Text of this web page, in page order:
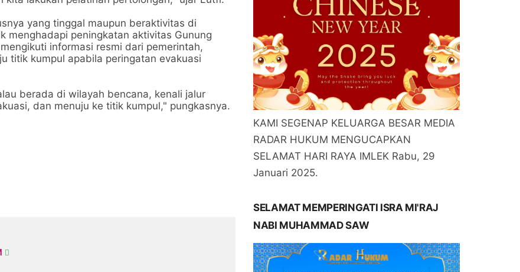
yang tinggal maupun beraktivitas di
menghadapi peningkatan aktivitas Gunung
informasi resmi dari pemerintah,
titik kumpul apabila peringatan evakuasi
berada di wilayah bencana, kenali jalur
dan menuju ke titik kumpul," pungkasnya.
KAMI SEGENAP KELUARGA BESAR MEDIA
RADAR HUKUM MENGUCAPKAN
SELAMAT HARI RAYA IMLEK Rabu, 29
Januari 2025.
SELAMAT MEMPERINGATI ISRA MI'RAJ
NABI MUHAMMAD SAW